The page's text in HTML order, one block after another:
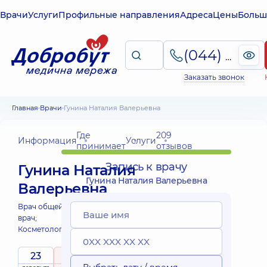
ВрачиУслугиПрофильные направленияАдресаЦены
(044) 495-2-888
Заказать звонок
Главная Врачи Гунина Наталия Валерьевна
ИнформацияГде
принимаетУслуги209
отзывов
Гунина Наталия
Валерьевна
Врач общей практики - семейный
врач;
Косметолог;
Терапевт;
23 5 / 5
Выездные
Запись к врачу
Гунина Наталия Валерьевна